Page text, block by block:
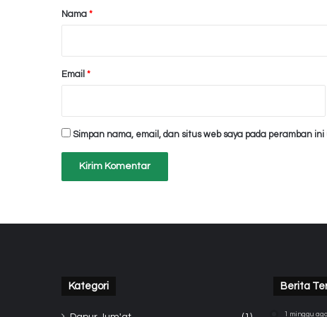
rNama *
Email *
Simpan nama, email, dan situs web saya pada peramban
Kategori Berita
1 minggu ago